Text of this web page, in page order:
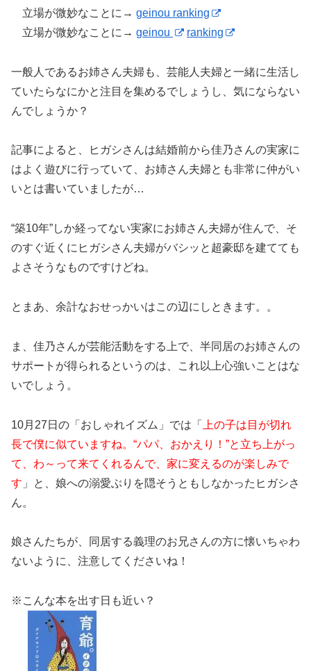
立場が微妙なことに→ geinou ranking
立場が微妙なことに→ geinou ranking
一般人であるお姉さん夫婦も、芸能人夫婦と一緒に生活し
ていたらなにかと注目を集めるでしょうし、気にならない
んでしょうか？
記事によると、ヒガシさんは結婚前から佳乃さんの実家に
はよく遊びに行っていて、お姉さん夫婦とも非常に仲がい
いとは書いていましたが…
“築10年”しか経ってない実家にお姉さん夫婦が住んで、そ
のすぐ近くにヒガシさん夫婦がバシッと超豪邸を建てても
よさそうなものですけどね。
とまあ、余計なおせっかいはこの辺にしときます。。
ま、佳乃さんが芸能活動をする上で、半同居のお姉さんの
サポートが得られるというのは、これ以上心強いことはな
いでしょう。
10月27日の「おしゃれイズム」では「
上の子は目が切れ
長で僕に似ていますね。“パパ、おかえり！”と立ち上がっ
て、わ～って来てくれるんで、家に変えるのが楽しみで
す 」と、娘への溺愛ぶりを隠そうともしなかったヒガシさ
ん。
娘さんたちが、同居する義理のお兄さんの方に懐いちゃわ
ないように、注意してくださいね！
※こんな本を出す日も近い？